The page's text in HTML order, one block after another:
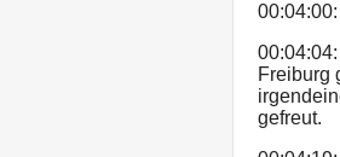
Freiburg
gefreut.